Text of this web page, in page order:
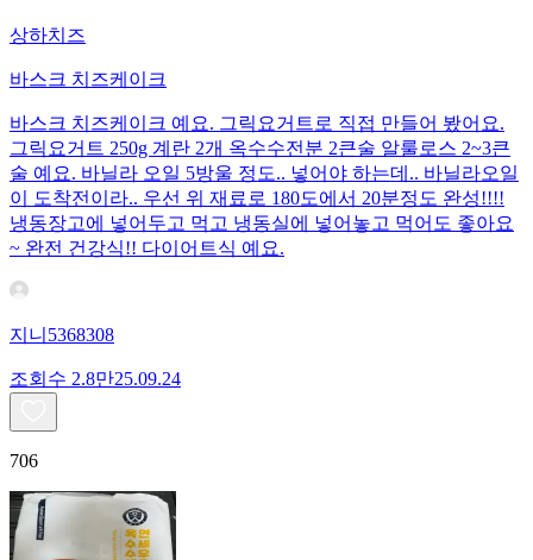
상하치즈
바스크 치즈케이크
바스크 치즈케이크 예요. 그릭요거트로 직접 만들어 봤어요.
그릭요거트 250g 계란 2개 옥수수전분 2큰술 알룰로스 2~3큰
술 예요. 바닐라 오일 5방울 정도.. 넣어야 하는데.. 바닐라오일
이 도착전이라.. 우선 위 재료로 180도에서 20분정도 완성!!!!
냉동장고에 넣어두고 먹고 냉동실에 넣어놓고 먹어도 좋아요
~ 완전 건강식!! 다이어트식 예요.
지니5368308
조회수 2.8만25.09.24
706